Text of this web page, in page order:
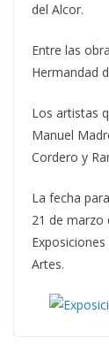
del Alcor.
Entre las
Hermandad
Los artistas
Manuel
Cordero y
La fecha
21 de marzo
Artes.